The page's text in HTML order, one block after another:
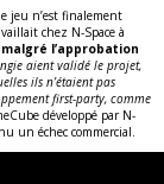
jeu n’est finalement
chez N-Space à
l’approbation
aient validé le projet,
ils n’étaient pas
first-party, comme
développé par N-
un échec commercial.